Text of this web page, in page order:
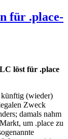
für .place-
löst für .place
künftig (wieder)
Zweck
damals nahm
um .place zu